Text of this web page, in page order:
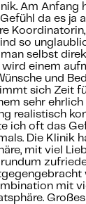
Am Anfang
da es ja
so
selbst
wird einem
und
sich Zeit
sehr
realistisch
ich oft das
Die Klinik
mit viel
mit